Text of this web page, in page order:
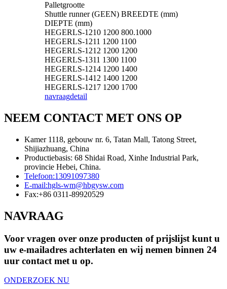
Palletgrootte
Shuttle runner (GEEN) BREEDTE (mm)
DIEPTE (mm)
HEGERLS-1210 1200 800.1000
HEGERLS-1211 1200 1100
HEGERLS-1212 1200 1200
HEGERLS-1311 1300 1100
HEGERLS-1214 1200 1400
HEGERLS-1412 1400 1200
HEGERLS-1217 1200 1700
navraagdetail
NEEM CONTACT MET ONS OP
Kamer 1118, gebouw nr. 6, Tatan Mall, Tatong Street,
Shijiazhuang, China
Productiebasis: 68 Shidai Road, Xinhe Industrial Park,
provincie Hebei, China.
Telefoon:13091097380
E-mail:hgls-wm@hbgysw.com
Fax:+86 0311-89920529
NAVRAAG
Voor vragen over onze producten of prijslijst kunt u
uw e-mailadres achterlaten en wij nemen binnen 24
uur contact met u op.
ONDERZOEK NU